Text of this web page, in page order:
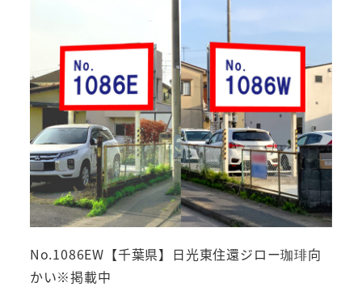
No.1086EW【千葉県】日光東住還ジロー珈琲向
かい※掲載中